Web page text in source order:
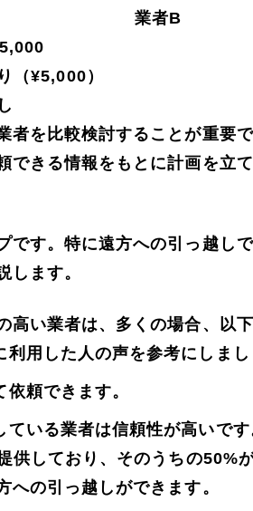
業者B
（¥5,000）
を比較検討することが重要
きる情報をもとに計画を立
す。特に遠方への引っ越し
ます。
い業者は、多くの場合、以
用した人の声を参考にしま
頼できます。
いる業者は信頼性が高いで
しており、そのうちの50%
の引っ越しができます。